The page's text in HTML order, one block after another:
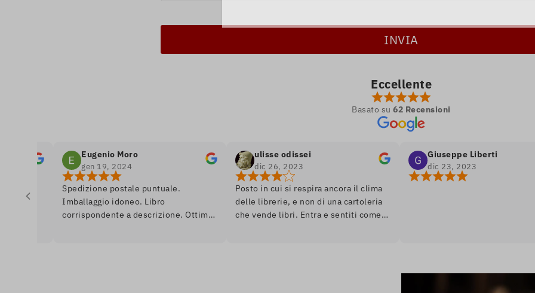
Eccellente
Basato su 62 Recensioni
Eugenio Moro
gen 19, 2024
Spedizione postale puntuale.
Imballaggio idoneo. Libro
corrispondente a descrizione. Ottimo.
ulisse odissei
dic 26, 2023
Posto in cui si respira ancora il clima
delle librerie, e non di una cartoleria
che vende libri. Entra e sentiti come
Giuseppe Liberti
dic 23, 2023